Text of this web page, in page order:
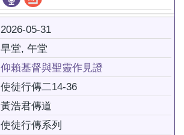
2026-05-31
早堂, 午堂
仰賴基督與聖靈作見證
使徒行傳二14-36
黃浩君傳道
使徒行傳系列